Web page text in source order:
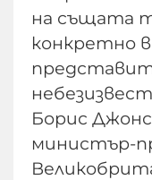
на същата
конкретно
Борис
министър-